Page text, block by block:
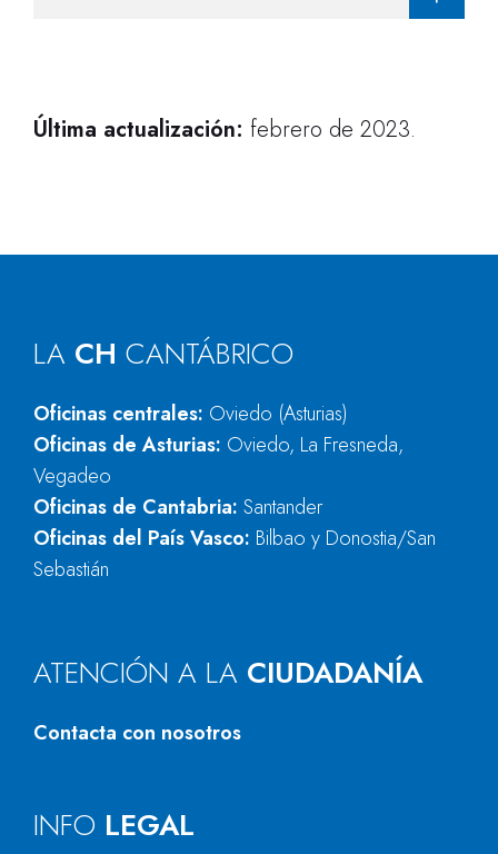
Última actualización: febrero de 2023.
LA CH CANTÁBRICO
Oficinas centrales: Oviedo (Asturias)
Oficinas de Asturias: Oviedo, La Fresneda,
Vegadeo
Oficinas de Cantabria: Santander
Oficinas del País Vasco: Bilbao y Donostia/San
Sebastián
ATENCIÓN A LA CIUDADANÍA
Contacta con nosotros
INFO LEGAL